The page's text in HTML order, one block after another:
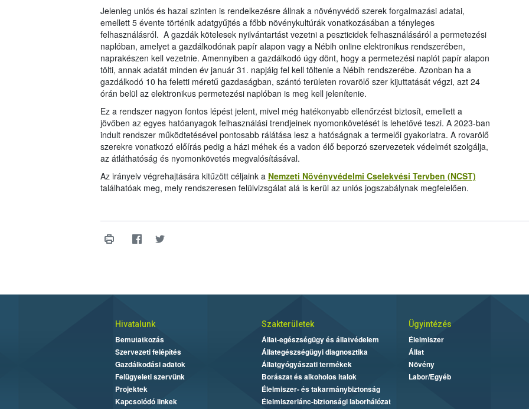
Jelenleg uniós és hazai szinten is rendelkezésre állnak a növényvédő szerek forgalmazási adatai,
emellett 5 évente történik adatgyűjtés a főbb növénykultúrák vonatkozásában a tényleges
felhasználásról. A gazdák kötelesek nyilvántartást vezetni a peszticidek felhasználásáról a permetezési
naplóban, amelyet a gazdálkodónak papír alapon vagy a Nébih online elektronikus rendszerében,
naprakészen kell vezetnie. Amennyiben a gazdálkodó úgy dönt, hogy a permetezési naplót papír alapon
tölti, annak adatát minden év január 31. napjáig fel kell töltenie a Nébih rendszerébe. Azonban ha a
gazdálkodó 10 ha feletti méretű gazdaságban, szántó területen rovarölő szer kijuttatását végzi, azt 24
órán belül az elektronikus permetezési naplóban is meg kell jelenítenie.
Ez a rendszer nagyon fontos lépést jelent, mivel még hatékonyabb ellenőrzést biztosít, emellett a
jövőben az egyes hatóanyagok felhasználási trendjeinek nyomonkövetését is lehetővé teszi. A 2023-ban
indult rendszer működtetésével pontosabb rálátása lesz a hatóságnak a termelői gyakorlatra. A rovarölő
szerekre vonatkozó előírás pedig a házi méhek és a vadon élő beporzó szervezetek védelmét szolgálja,
az átláthatóság és nyomonkövetés megvalósításával.
Az irányelv végrehajtására kitűzött céljaink a Nemzeti Növényvédelmi Cselekvési Tervben (NCST)
találhatóak meg, mely rendszeresen felülvizsgálat alá is kerül az uniós jogszabálynak megfelelően.
Hivatalunk
Bemutatkozás
Szervezeti felépítés
Gazdálkodási adatok
Felügyeleti szervünk
Projektek
Kapcsolódó linkek
Szakterületek
Állat-egészségügy és állatvédelem
Állategészségügyi diagnosztika
Állatgyógyászati termékek
Borászat és alkoholos italok
Élelmiszer- és takarmánybiztonság
Élelmiszerlánc-biztonsági laborhálózat
Ügyintézés
Élelmiszer
Állat
Növény
Labor/Egyéb